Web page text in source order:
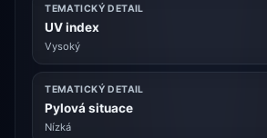
TEMATICKÝ DETAIL
UV index
Vysoký
TEMATICKÝ DETAIL
Pylová situace
Nízká